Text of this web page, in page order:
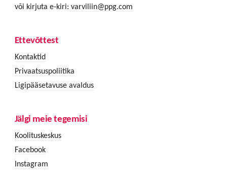
või kirjuta e-kiri: varviliin@ppg.com
Ettevõttest
Kontaktid
Privaatsuspoliitika
Ligipääsetavuse avaldus
Jälgi meie tegemisi
Koolituskeskus
Facebook
Instagram